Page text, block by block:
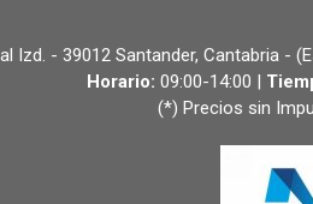
Izd. - 39012 Santander, Cantabria -
Horario: 09:00-14:00 |
(*) Precios sin